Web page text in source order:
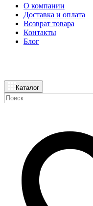
О компании
Доставка и оплата
Возврат товара
Контакты
Блог
Каталог